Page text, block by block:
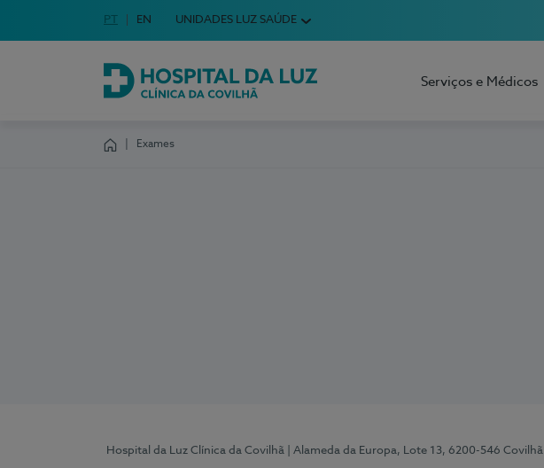
Escolha o seu idioma
Idioma em Português
PT English Language
EN UNIDADES LUZ SAÚDE
Hospital da Luz Clínica da Covilhã
Serviços e Médicos
Exames
Hospital da Luz Clínica da Covilhã | Alameda da Europa, Lote 13, 6200-546 Covilhã